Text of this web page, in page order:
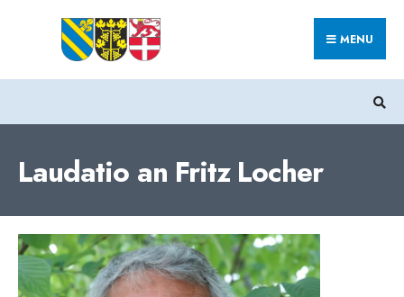
MENU
Laudatio an Fritz Locher
Search
for: